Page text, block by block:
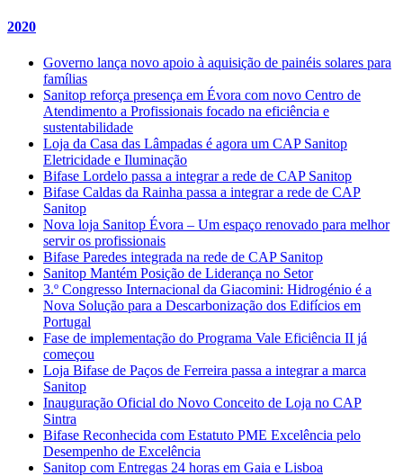
2020
Governo lança novo apoio à aquisição de painéis solares para
famílias
Sanitop reforça presença em Évora com novo Centro de
Atendimento a Profissionais focado na eficiência e
sustentabilidade
Loja da Casa das Lâmpadas é agora um CAP Sanitop
Eletricidade e Iluminação
Bifase Lordelo passa a integrar a rede de CAP Sanitop
Bifase Caldas da Rainha passa a integrar a rede de CAP
Sanitop
Nova loja Sanitop Évora – Um espaço renovado para melhor
servir os profissionais
Bifase Paredes integrada na rede de CAP Sanitop
Sanitop Mantém Posição de Liderança no Setor
3.º Congresso Internacional da Giacomini: Hidrogénio é a
Nova Solução para a Descarbonização dos Edifícios em
Portugal
Fase de implementação do Programa Vale Eficiência II já
começou
Loja Bifase de Paços de Ferreira passa a integrar a marca
Sanitop
Inauguração Oficial do Novo Conceito de Loja no CAP
Sintra
Bifase Reconhecida com Estatuto PME Excelência pelo
Desempenho de Excelência
Sanitop com Entregas 24 horas em Gaia e Lisboa